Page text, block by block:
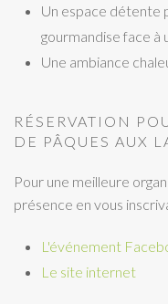
Un espace détente
gourmandise face à
Une ambiance
RÉSERVATION
DE PÂQUES AUX
Pour une meilleure
présence en vous
L'événement
Le site internet